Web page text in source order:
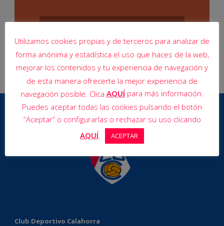
Club Deportivo Calahorra
Utilizamos cookies propias y de terceros para analizar de
forma anónima y estadística el uso que haces de la web,
mejorar los contenidos y tu experiencia de navegación y
de esta manera ofrecerte la mejor experiencia de
navegación posible. Clica AQUÍ para más información.
Puedes aceptar todas las cookies pulsando el botón
“Aceptar” o configurarlas o rechazar su uso clicando
AQUÍ. ACEPTAR